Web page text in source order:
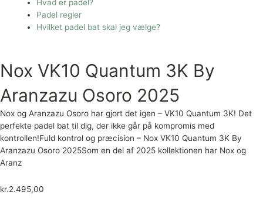
Hvad er padel?
Padel regler
Hvilket padel bat skal jeg vælge?
Nox VK10 Quantum 3K By
Aranzazu Osoro 2025
Nox og Aranzazu Osoro har gjort det igen – VK10 Quantum 3K! Det
perfekte padel bat til dig, der ikke går på kompromis med
kontrollen!Fuld kontrol og præcision – Nox VK10 Quantum 3K By
Aranzazu Osoro 2025Som en del af 2025 kollektionen har Nox og
Aranz
kr.2.495,00